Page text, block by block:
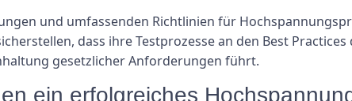
und umfassenden Richtlinien für
dass ihre Testprozesse an den Best
gesetzlicher Anforderungen führt.
ein erfolgreiches